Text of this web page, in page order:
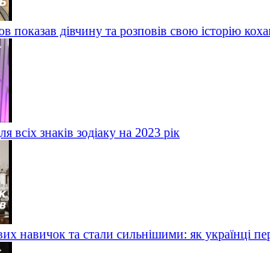
дівчину та розповів свою історію
всіх знаків зодіаку на 2023 рік
навичок та стали сильнішими: як українці